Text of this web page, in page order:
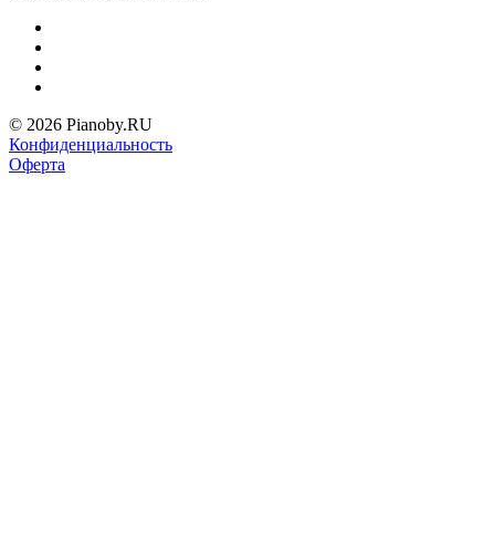
© 2026 Pianoby.RU
Конфиденциальность
Оферта